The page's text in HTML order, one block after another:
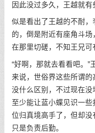
因此没过多久，王越就有
似是看出了王越的不耐，
的，倒是附近有座角斗
在那里切磋，不知王兄可
“好啊，那就去看看吧。”
来说，世俗界这些所谓
没什么区别，不过现在没
至少能让蓝小蝶见识一
位归真境高手了，但却
只是负责后勤。